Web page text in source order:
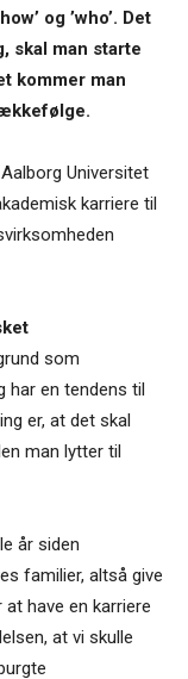
og ’who’. Det
skal man starte
kommer man
Universitet
karriere til
som
har en tendens til
er, at det skal
man lytter til
år siden
familier, altså give
have en karriere
at vi skulle